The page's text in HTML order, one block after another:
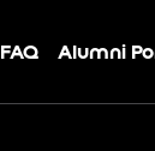
FAQ Alumni